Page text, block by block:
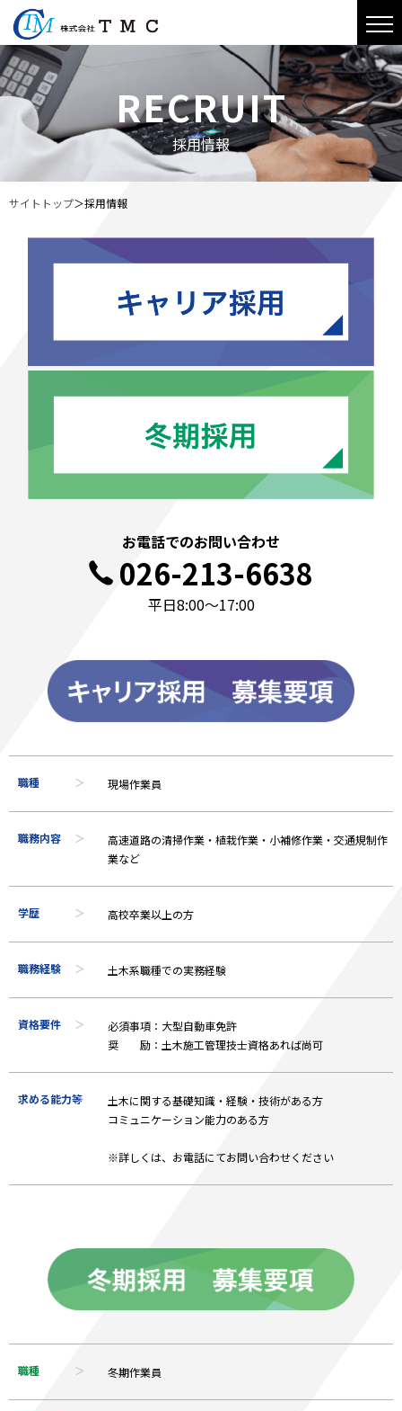
RECRUIT
採用情報
サイトトップ＞採用情報
お電話でのお問い合わせ
026-213-6638
平日8:00〜17:00
職種 現場作業員
職務内容
高速道路の清掃作業・植栽作業・小補修作業・交通規制作
業など
学歴 高校卒業以上の方
職務経験 土木系職種での実務経験
資格要件
必須事項：大型自動車免許
奨 励：土木施工管理技士資格あれば尚可
求める能力等
土木に関する基礎知識・経験・技術がある方
コミュニケーション能力のある方
※詳しくは、お電話にてお問い合わせください
職種 冬期作業員